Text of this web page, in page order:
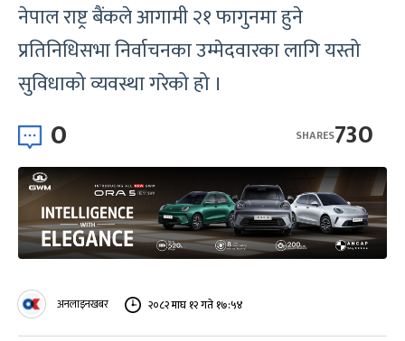
नेपाल राष्ट्र बैंकले आगामी २१ फागुनमा हुने
प्रतिनिधिसभा निर्वाचनका उम्मेदवारका लागि यस्तो
सुविधाको व्यवस्था गरेको हो ।
0 730
SHARES
अनलाइनखबर २०८२ माघ १२ गते १७:५४